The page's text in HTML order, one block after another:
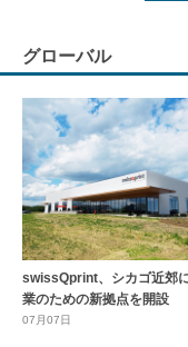
グローバル
swissQprint、シカゴ近郊
業のための新拠点を開設
07月07日